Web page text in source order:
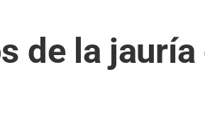
de la